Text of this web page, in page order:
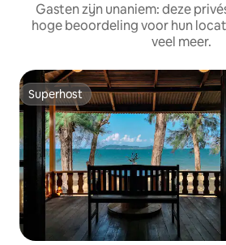
Gasten zijn unaniem: deze
hoge beoordeling voor hun
veel meer.
Superhost
Superhost